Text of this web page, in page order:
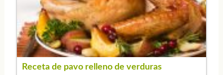
Receta de pavo relleno de verduras